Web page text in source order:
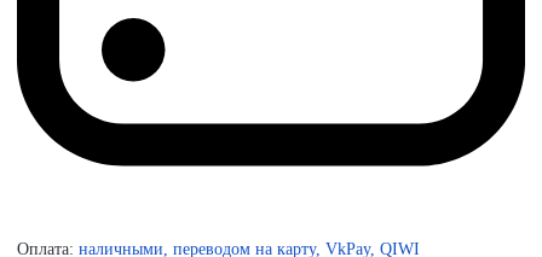
Оплата: наличными, переводом на карту, VkPay, QIWI